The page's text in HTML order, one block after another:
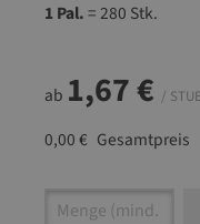
1 Pal.= 280 Stk.
ab 1,67 € /
0,00 € Gesamtpreis
Artikel